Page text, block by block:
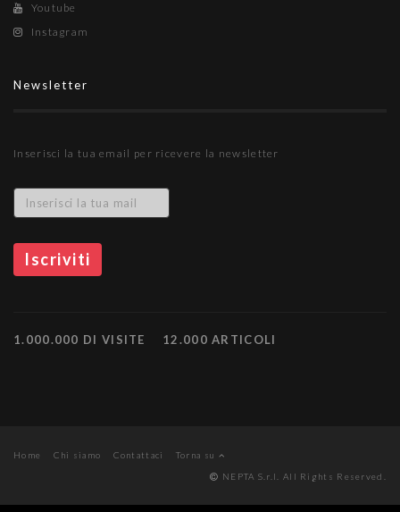
Youtube
Instagram
Newsletter
Inserisci la tua email per ricevere la newsletter
1.000.000 DI VISITE 12.000 ARTICOLI
Home Chi siamo Contattaci
Torna su
NEPTA S.r.l. All Rights Reserved.